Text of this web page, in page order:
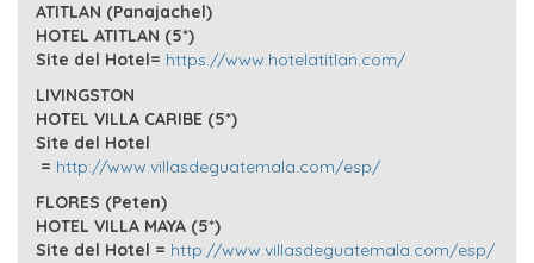
ATITLAN (Panajachel)
HOTEL ATITLAN (5*)
Site del Hotel= https://www.hotelatitlan.com/
LIVINGSTON
HOTEL VILLA CARIBE (5*)
Site del Hotel
= http://www.villasdeguatemala.com/esp/
FLORES (Peten)
HOTEL VILLA MAYA (5*)
Site del Hotel = http://www.villasdeguatemala.com/esp/